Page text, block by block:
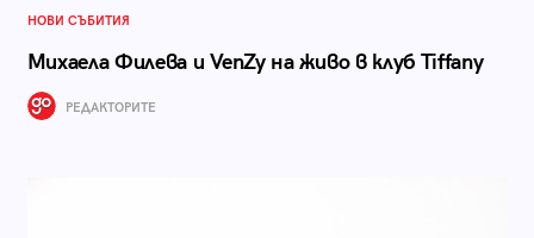
НОВИ СЪБИТИЯ
Михаела Филева и VenZy на живо в клуб Tiffany
РЕДАКТОРИТЕ